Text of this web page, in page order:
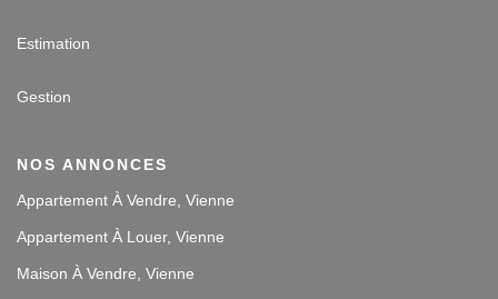
Estimation
Gestion
NOS ANNONCES
Appartement À Vendre, Vienne
Appartement À Louer, Vienne
Maison À Vendre, Vienne